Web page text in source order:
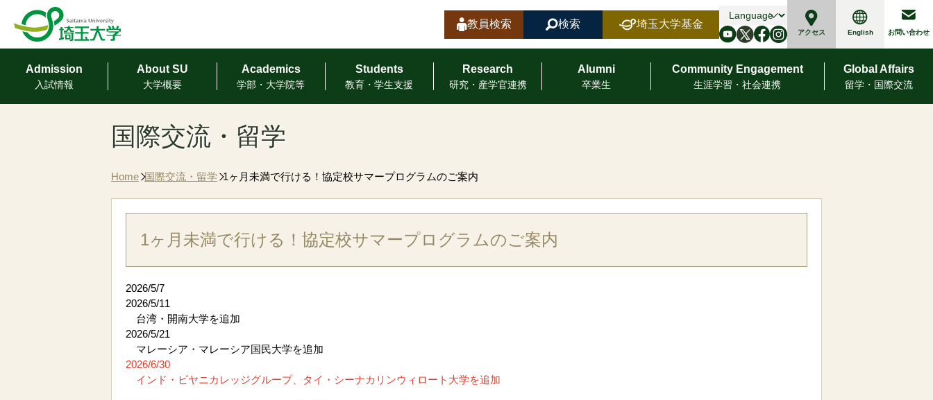
教員検索 検索 埼玉大学基金
アクセス English お問い合わせ
Admission
⼊試情報
About SU
⼤学概要
Academics
学部・⼤学院等
Students
教育・学⽣⽀援
Research
研究・産学官連携
Alumni
卒業⽣
Community Engagement
⽣涯学習・社会連携
Global Affairs
留学・国際交流
国際交流・留学
Home 国際交流・留学 1ヶ月未満で行ける！協定校サマープログラムのご案内
1ヶ月未満で行ける！協定校サマープログラムのご案内
2026/5/7
2026/5/11
台湾・開南大学を追加
2026/5/21
マレーシア・マレーシア国民大学を追加
2026/6/30
インド・ビヤニカレッジグループ、タイ・シーナカリンウィロート大学を追加